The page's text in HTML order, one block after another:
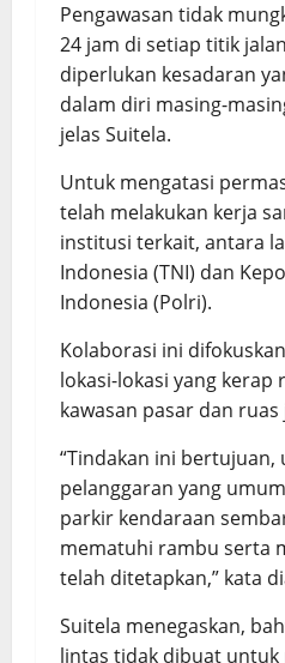
Pengawasan tidak
24 jam di setiap titik
diperlukan kesadaran
dalam diri masing-
jelas Suitela.
Untuk mengatasi
telah melakukan kerja
institusi terkait, antara
Indonesia (TNI) dan
Indonesia (Polri).
Kolaborasi ini
lokasi-lokasi yang kerap
kawasan pasar dan
“Tindakan ini
pelanggaran yang
parkir kendaraan
mematuhi rambu serta
telah ditetapkan,” kata
Suitela menegaskan,
lintas tidak dibuat